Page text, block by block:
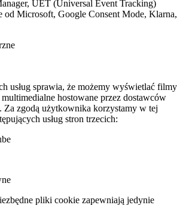
UET (Universal Event Tracking)
od Microsoft, Google Consent Mode, Klarna,
usług sprawia, że możemy wyświetlać filmy
hostowane przez dostawców
Za zgodą użytkownika korzystamy w tej
usług stron trzecich:
pliki cookie zapewniają jedynie